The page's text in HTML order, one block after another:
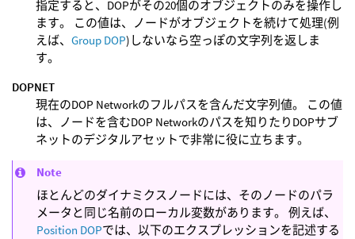
指定すると、DOPがその20個のオブジェクトのみを操作し
ます。 この値は、ノードがオブジェクトを続けて処理(例
えば、 Group DOP)しないなら空っぽの文字列を返しま
す。
DOPNET
現在のDOP Networkのフルパスを含んだ文字列値。 この値
は、ノードを含むDOP Networkのパスを知りたりDOPサブ
ネットのデジタルアセットで非常に役に立ちます。
Note
ほとんどのダイナミクスノードには、そのノードのパラ
メータと同じ名前のローカル変数があります。 例えば、
Position DOPでは、以下のエクスプレッションを記述する